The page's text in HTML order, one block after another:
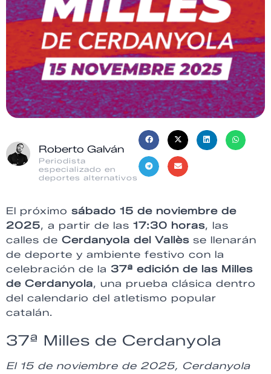
Roberto Galván
Periodista
especializado en
deportes alternativos
El próximo sábado 15 de noviembre de
2025, a partir de las 17:30 horas, las
calles de Cerdanyola del Vallès se llenarán
de deporte y ambiente festivo con la
celebración de la 37ª edición de las Milles
de Cerdanyola, una prueba clásica dentro
del calendario del atletismo popular
catalán.
37ª Milles de Cerdanyola
El 15 de noviembre de 2025, Cerdanyola